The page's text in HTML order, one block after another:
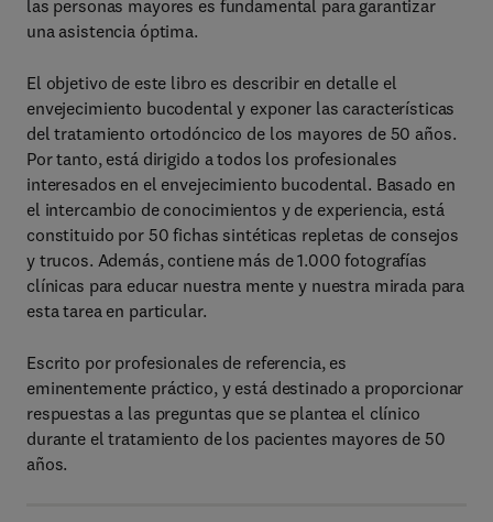
las personas mayores es fundamental para garantizar
una asistencia óptima.
El objetivo de este libro es describir en detalle el
envejecimiento bucodental y exponer las características
del tratamiento ortodóncico de los mayores de 50 años.
Por tanto, está dirigido a todos los profesionales
interesados en el envejecimiento bucodental. Basado en
el intercambio de conocimientos y de experiencia, está
constituido por 50 fichas sintéticas repletas de consejos
y trucos. Además, contiene más de 1.000 fotografías
clínicas para educar nuestra mente y nuestra mirada para
esta tarea en particular.
Escrito por profesionales de referencia, es
eminentemente práctico, y está destinado a proporcionar
respuestas a las preguntas que se plantea el clínico
durante el tratamiento de los pacientes mayores de 50
años.